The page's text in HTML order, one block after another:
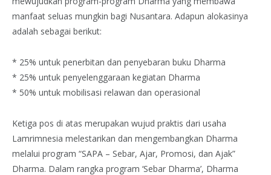
manfaat seluas mungkin bagi Nusantara. Adapun alokasinya
adalah sebagai berikut:
* 25% untuk penerbitan dan penyebaran buku Dharma
* 25% untuk penyelenggaraan kegiatan Dharma
* 50% untuk mobilisasi relawan dan operasional
Ketiga pos di atas merupakan wujud praktis dari usaha
Lamrimnesia melestarikan dan mengembangkan Dharma
melalui program “SAPA – Sebar, Ajar, Promosi, dan Ajak”
Dharma. Dalam rangka program ‘Sebar Dharma’, Dharma